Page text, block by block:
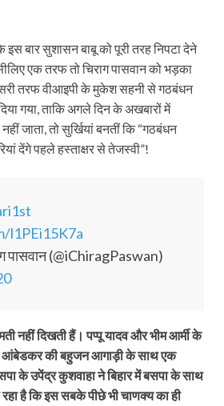
बार सुशासन बाबू को पूरी तरह निपटा देने
एक तरफ तो चिराग पासवान को भड़का
तरफ वीआइपी के मुकेश सहनी से गठबंधन
गया, ताकि अगले दिन के अखबारों में
जाता, तो सुर्खियां बनतीं कि “गठबंधन
देंगे पहले हस्ताक्षर से तेजस्वी”!
l1PEi15K7a
पासवान (@iChiragPaswan)
नहीं दिखती हैं। पप्पू यादव और भीम आर्मी के
आंबेडकर की बहुजन आगाड़ी के साथ एक
के उपेंद्र कुशवाहा ने बिहार में बसपा के साथ
है कि इस सबके पीछे भी चाणक्य का ही